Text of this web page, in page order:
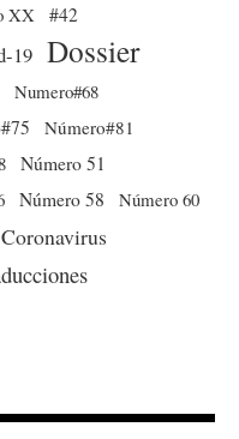
XX #42
19 Dossier
Numero#68
Número#81
Número 51
Número 58
Número 60